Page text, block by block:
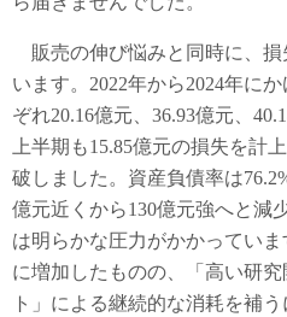
販売の伸び悩みと同時に、損
います。2022年から2024年に
ぞれ20.16億元、36.93億元、
上半期も15.85億元の損失を計
破しました。資産負債率は
億元近くから130億元強へと減
は明らかな圧力がかかってい
に増加したものの、「高い研
ト」による継続的な消耗を補